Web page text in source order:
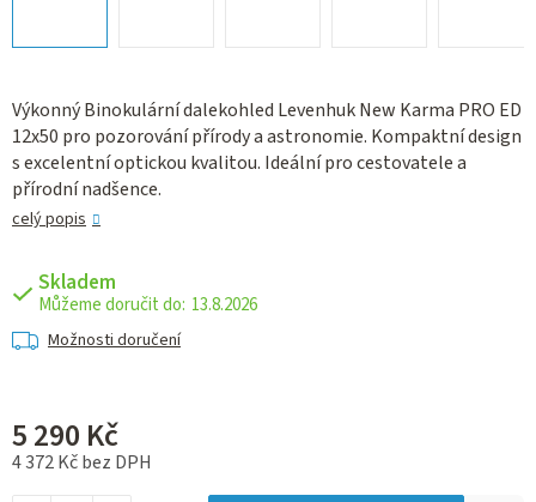
Výkonný Binokulární dalekohled Levenhuk New Karma PRO ED
12x50 pro pozorování přírody a astronomie. Kompaktní design
s excelentní optickou kvalitou. Ideální pro cestovatele a
přírodní nadšence.
celý popis
Skladem
13.8.2026
Možnosti doručení
5 290 Kč
4 372 Kč bez DPH